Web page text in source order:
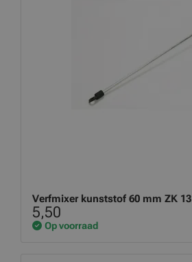
Verfmixer kunststof 60 mm ZK 13
5,50
Op voorraad